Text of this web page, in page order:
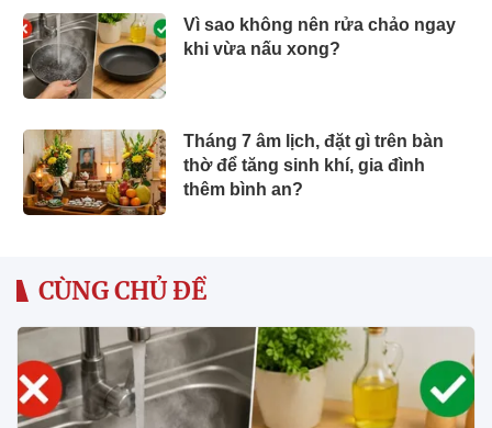
Vì sao không nên rửa chảo ngay
khi vừa nấu xong?
Tháng 7 âm lịch, đặt gì trên bàn
thờ để tăng sinh khí, gia đình
thêm bình an?
CÙNG CHỦ ĐỀ